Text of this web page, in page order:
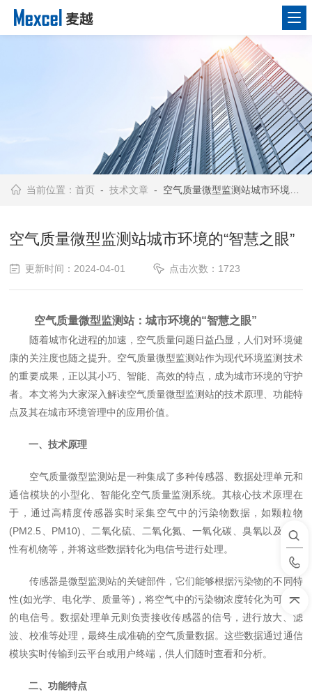
当前位置：首页 -技术文章 - 空气质量微型监测站城市环境的“智慧之眼”
空气质量微型监测站城市环境的“智慧之眼”
更新时间：2024-04-01 点击次数：1723
空气质量微型监测站：城市环境的“智慧之眼”
随着城市化进程的加速，空气质量问题日益凸显，人们对环境健
康的关注度也随之提升。空气质量微型监测站作为现代环境监测技术
的重要成果，正以其小巧、智能、高效的特点，成为城市环境的守护
者。本文将为大家深入解读空气质量微型监测站的技术原理、功能特
点及其在城市环境管理中的应用价值。
一、技术原理
空气质量微型监测站是一种集成了多种传感器、数据处理单元和
通信模块的小型化、智能化空气质量监测系统。其核心技术原理在
于，通过高精度传感器实时采集空气中的污染物数据，如颗粒物
(PM2.5、PM10)、二氧化硫、二氧化氮、一氧化碳、臭氧以及挥发
性有机物等，并将这些数据转化为电信号进行处理。
传感器是微型监测站的关键部件，它们能够根据污染物的不同特
性(如光学、电化学、质量等)，将空气中的污染物浓度转化为可测量
的电信号。数据处理单元则负责接收传感器的信号，进行放大、滤
波、校准等处理，最终生成准确的空气质量数据。这些数据通过通信
模块实时传输到云平台或用户终端，供人们随时查看和分析。
二、功能特点